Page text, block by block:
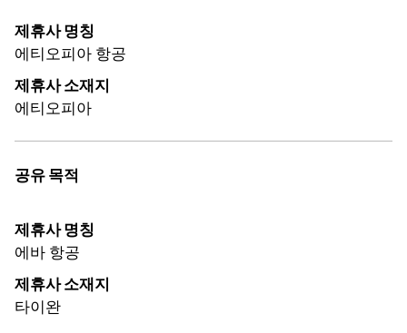
제휴사 명칭
에티오피아 항공
제휴사 소재지
에티오피아
공유 목적
제휴사 명칭
에바 항공
제휴사 소재지
타이완